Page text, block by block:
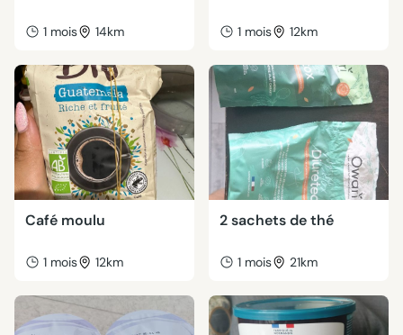
1 mois 14km 1 mois 12km
Café moulu
1 mois 12km
2 sachets de thé
1 mois 21km